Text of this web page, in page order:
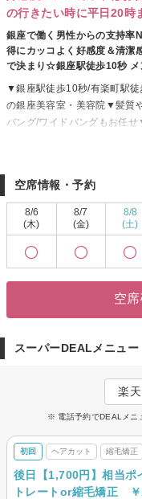
の行きたい時に平日20時
銀座で働く男性からの支持
得にカッコよく好感度＆清潔
で決まり☆銀座駅徒歩10秒 メ
▼銀座駅徒歩10秒/有楽町駅
の銀座美容室・美容院▼髪質
バング/ワイドバングもお任
銀座駅中心にある好立地サ
家さんの向かい側。JR有楽
クセス圏内。(当日予約も大歓
カット1時間前迄、パーマ・
系/ヨシンモリ/タッセルボブ/
カット/シースルーバング/ワ
空席情報・予約
8/6
(木)
8/7
(金)
8/8
(土)
空
スーパーDEALメニュー
楽
※ 電話予約でDEALメニ
初回 ヘアカット 縮毛矯正
後日【1,700円】相当ポ
トレートor縮毛矯正 ￥